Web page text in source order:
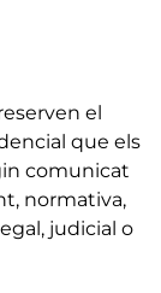
el
que els
comunicat
normativa,
judicial o